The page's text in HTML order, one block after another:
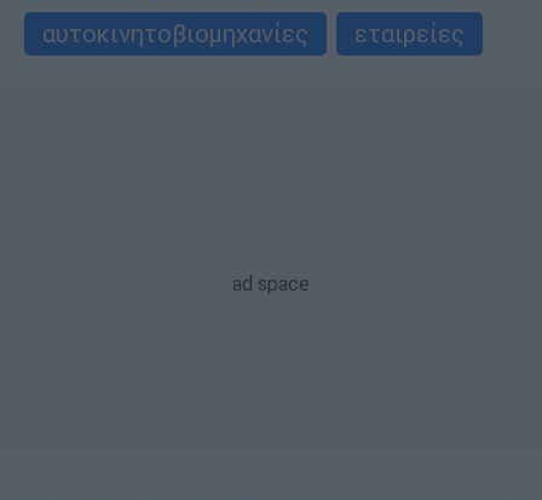
αυτοκινητοβιομηχανίες
εταιρείες